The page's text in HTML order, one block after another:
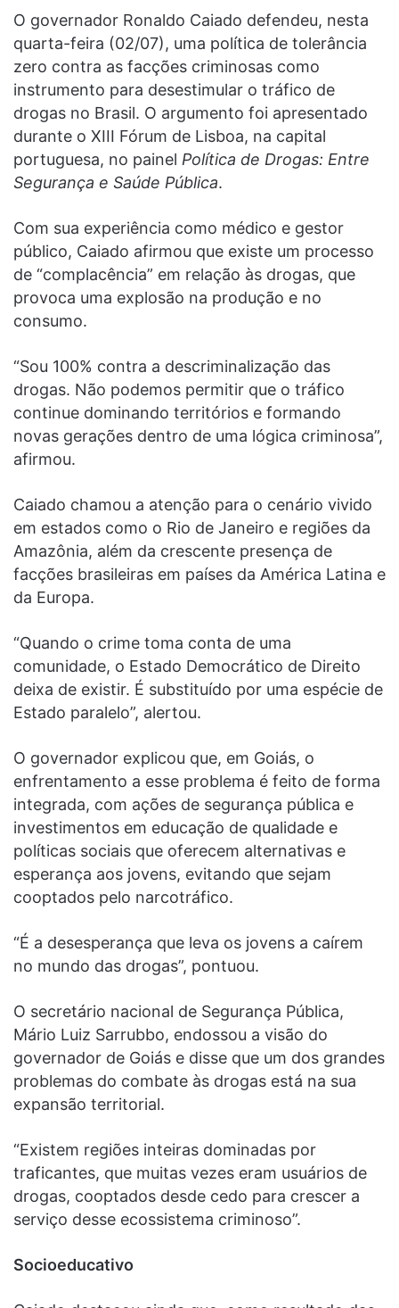
O governador Ronaldo Caiado defendeu, nesta
quarta-feira (02/07), uma política de tolerância
zero contra as facções criminosas como
instrumento para desestimular o tráfico de
drogas no Brasil. O argumento foi apresentado
durante o XIII Fórum de Lisboa, na capital
portuguesa, no painel Política de Drogas: Entre
Segurança e Saúde Pública.
Com sua experiência como médico e gestor
público, Caiado afirmou que existe um processo
de “complacência” em relação às drogas, que
provoca uma explosão na produção e no
consumo.
“Sou 100% contra a descriminalização das
drogas. Não podemos permitir que o tráfico
continue dominando territórios e formando
novas gerações dentro de uma lógica criminosa”,
afirmou.
Caiado chamou a atenção para o cenário vivido
em estados como o Rio de Janeiro e regiões da
Amazônia, além da crescente presença de
facções brasileiras em países da América Latina e
da Europa.
“Quando o crime toma conta de uma
comunidade, o Estado Democrático de Direito
deixa de existir. É substituído por uma espécie de
Estado paralelo”, alertou.
O governador explicou que, em Goiás, o
enfrentamento a esse problema é feito de forma
integrada, com ações de segurança pública e
investimentos em educação de qualidade e
políticas sociais que oferecem alternativas e
esperança aos jovens, evitando que sejam
cooptados pelo narcotráfico.
“É a desesperança que leva os jovens a caírem
no mundo das drogas”, pontuou.
O secretário nacional de Segurança Pública,
Mário Luiz Sarrubbo, endossou a visão do
governador de Goiás e disse que um dos grandes
problemas do combate às drogas está na sua
expansão territorial.
“Existem regiões inteiras dominadas por
traficantes, que muitas vezes eram usuários de
drogas, cooptados desde cedo para crescer a
serviço desse ecossistema criminoso”.
Socioeducativo